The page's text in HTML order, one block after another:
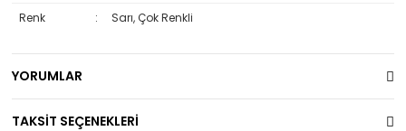
Renk
: Sarı, Çok Renkli
YORUMLAR
TAKSİT SEÇENEKLERİ